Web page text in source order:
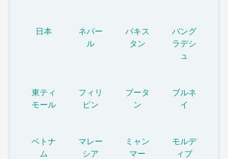
日本
ネパー
ル
パキス
タン
バング
ラデシ
ュ
東ティ
モール
フィリ
ピン
ブータ
ン
ブルネ
イ
ベトナ
ム
マレー
シア
ミャン
マー
モルデ
ィブ